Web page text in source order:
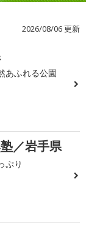
2026/08/06 更新
あふれる公園
／岩手県
ぷり